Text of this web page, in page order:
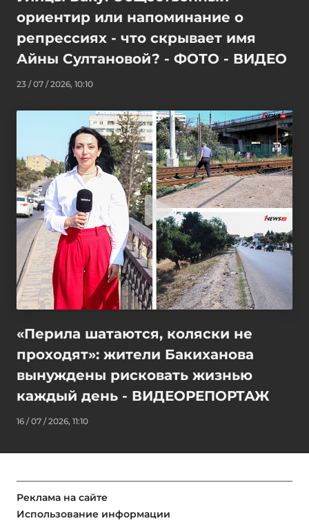
ориентир или напоминание о
репрессиях - что скрывает имя
Айны Султановой? - ФОТО - ВИДЕО
23 / 07 / 2026, 10:10
«Перила шатаются, коляски не
проходят»: жители Бакиханова
вынуждены рисковать жизнью
каждый день - ВИДЕОРЕПОРТАЖ
16 / 07 / 2026, 11:10
Реклама на сайте
Использование информации